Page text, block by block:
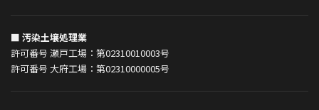
■ 汚染土壌処理業
許可番号 瀬戸工場：第02310010003号
許可番号 大府工場：第02310000005号